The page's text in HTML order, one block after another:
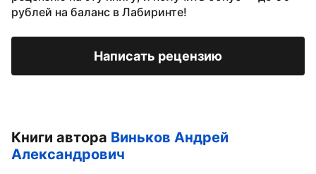
рублей на баланс в Лабиринте!
Написать рецензию
Книги автора Виньков Андрей
Александрович